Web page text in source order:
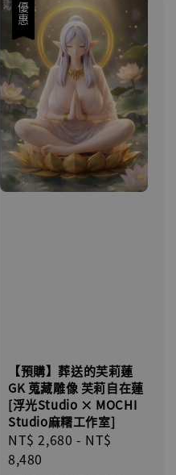
優惠
【預購】葬送的芙莉蓮
GK 蒐藏雕像 芙莉自在蓮
[浮光Studio × MOCHI
Studio麻糬工作室]
Sale
price
NT$ 2,680 - NT$
8,480